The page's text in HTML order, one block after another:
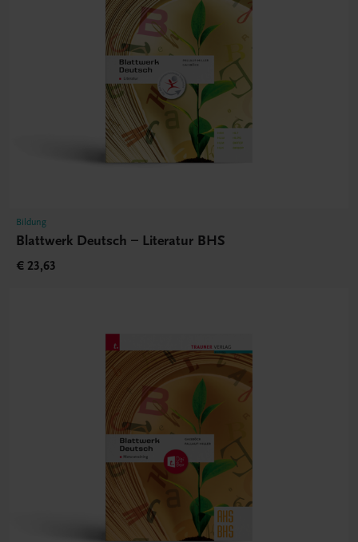
Bildung
Blattwerk Deutsch – Literatur BHS
€ 23,63